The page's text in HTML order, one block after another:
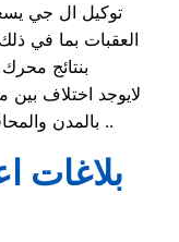
توكيل ال جي
العقبات بما في
بنتائج
لايوجد اختلاف بين
بالمدن والمحافظات نهدف دائماً لراحة عملائنا ..
بلاغات